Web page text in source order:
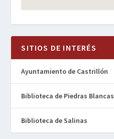
SITIOS DE INTERÉS
Ayuntamiento de Castrillón
Biblioteca de Piedras Blancas
Biblioteca de Salinas